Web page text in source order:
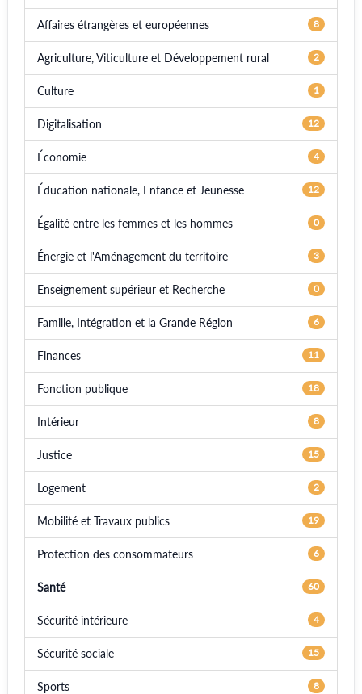
Affaires étrangères et européennes 8
Agriculture, Viticulture et Développement rural 2
Culture 1
Digitalisation 12
Économie 4
Éducation nationale, Enfance et Jeunesse 12
Égalité entre les femmes et les hommes 0
Énergie et l'Aménagement du territoire 3
Enseignement supérieur et Recherche 0
Famille, Intégration et la Grande Région 6
Finances 11
Fonction publique 18
Intérieur 8
Justice 15
Logement 2
Mobilité et Travaux publics 19
Protection des consommateurs 6
Santé 60
Sécurité intérieure 4
Sécurité sociale 15
Sports 8